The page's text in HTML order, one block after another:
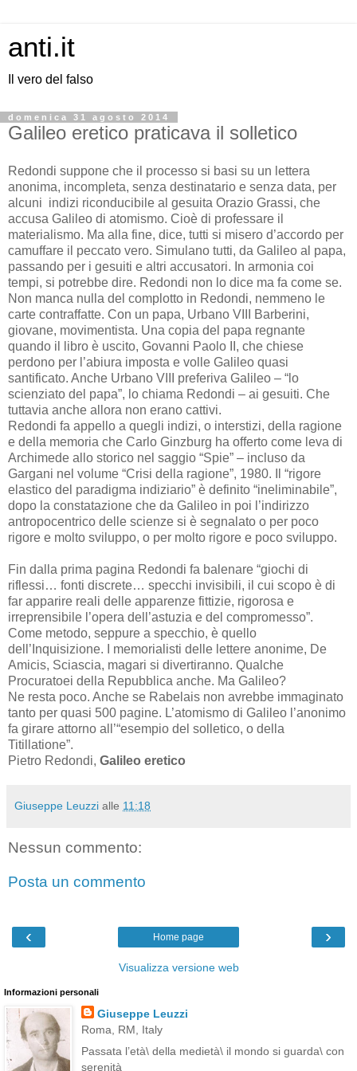
anti.it
Il vero del falso
domenica 31 agosto 2014
Galileo eretico praticava il solletico
Redondi suppone che il processo si basi su un lettera
anonima, incompleta, senza destinatario e senza data, per
alcuni indizi riconducibile al gesuita Orazio Grassi, che
accusa Galileo di atomismo. Cioè di professare il
materialismo. Ma alla fine, dice, tutti si misero d’accordo per
camuffare il peccato vero. Simulano tutti, da Galileo al papa,
passando per i gesuiti e altri accusatori. In armonia coi
tempi, si potrebbe dire. Redondi non lo dice ma fa come se.
Non manca nulla del complotto in Redondi, nemmeno le
carte contraffatte. Con un papa, Urbano VIII Barberini,
giovane, movimentista. Una copia del papa regnante
quando il libro è uscito, Govanni Paolo II, che chiese
perdono per l’abiura imposta e volle Galileo quasi
santificato. Anche Urbano VIII preferiva Galileo – “lo
scienziato del papa”, lo chiama Redondi – ai gesuiti. Che
tuttavia anche allora non erano cattivi.
Redondi fa appello a quegli indizi, o interstizi, della ragione
e della memoria che Carlo Ginzburg ha offerto come leva di
Archimede allo storico nel saggio “Spie” – incluso da
Gargani nel volume “Crisi della ragione”, 1980. Il “rigore
elastico del paradigma indiziario” è definito “ineliminabile”,
dopo la constatazione che da Galileo in poi l’indirizzo
antropocentrico delle scienze si è segnalato o per poco
rigore e molto sviluppo, o per molto rigore e poco sviluppo.
Fin dalla prima pagina Redondi fa balenare “giochi di
riflessi… fonti discrete… specchi invisibili, il cui scopo è di
far apparire reali delle apparenze fittizie, rigorosa e
irreprensibile l’opera dell’astuzia e del compromesso”.
Come metodo, seppure a specchio, è quello
dell’Inquisizione. I memorialisti delle lettere anonime, De
Amicis, Sciascia, magari si divertiranno. Qualche
Procuratoei della Repubblica anche. Ma Galileo?
Ne resta poco. Anche se Rabelais non avrebbe immaginato
tanto per quasi 500 pagine. L’atomismo di Galileo l’anonimo
fa girare attorno all’“esempio del solletico, o della
Titillatione”.
Pietro Redondi, Galileo eretico
Giuseppe Leuzzi alle 11:18
Nessun commento:
Posta un commento
‹ ›
Home page
Visualizza versione web
Informazioni personali
Giuseppe Leuzzi
Roma, RM, Italy
Passata l’età\ della medietà\ il mondo si guarda\ con
serenità